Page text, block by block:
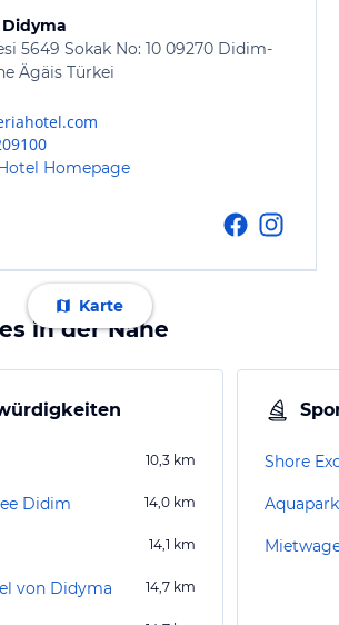
5649 Sokak No: 10 09270 Didim-
Ägäis Türkei
Homepage
Karte
in der Nähe
10,3 km
Didim 14,0 km
14,1 km
von Didyma 14,7 km
Shore